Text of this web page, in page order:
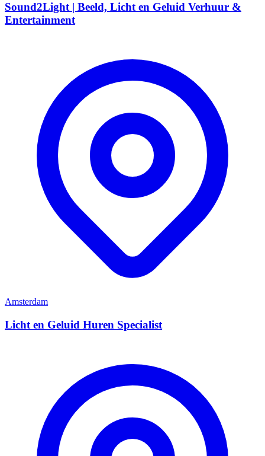
Sound2Light | Beeld, Licht en Geluid Verhuur &
Entertainment
Amsterdam
Licht en Geluid Huren Specialist